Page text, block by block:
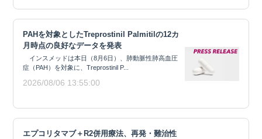
PAHを対象としたTreprostinil Palmitilの12カ
月時点の良好なデータを発表
インスメッドは本日（8月6日）、肺動脈性肺高血圧
症（PAH）を対象に、Treprostinil P...
2026/08/06 13:55:00
エプコリタマブ＋R2併用療法、再発・難治性